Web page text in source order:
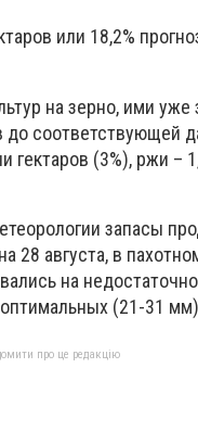
или 18,2%
на зерно, ими уже
до соответствующей
гектаров (3%), ржи –
запасы
28 августа, в
на
(21-31
про це редакцію